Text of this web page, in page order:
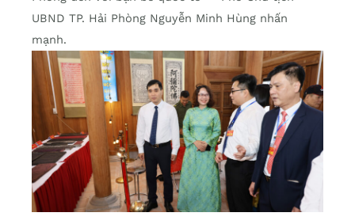
UBND TP. Hải Phòng Nguyễn Minh Hùng nhấn
mạnh.